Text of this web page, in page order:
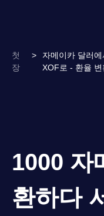
첫
장
>
자메이카 달러
XOF로 - 환율 변
1000 자
환하다